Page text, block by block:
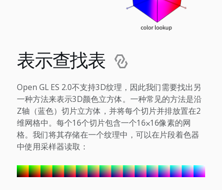
表示查找表
Open GL ES 2.0不支持3D纹理，因此我们需要找出另
一种方法来表示3D颜色立方体。一种常见的方法是沿
Z轴（蓝色）切片立方体，并将每个切片并排放置在2
维网格中。每个16个切片包含一个16⨉16像素的网
格。我们将其存储在一个纹理中，可以在片段着色器
中使用采样器读取：